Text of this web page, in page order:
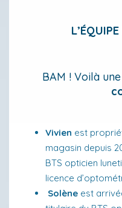
BAM ! Voilà
Vivien est
magasin depuis
BTS opticien
licence
Solène est